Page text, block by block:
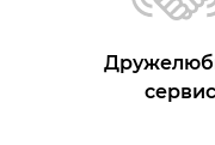
сервис